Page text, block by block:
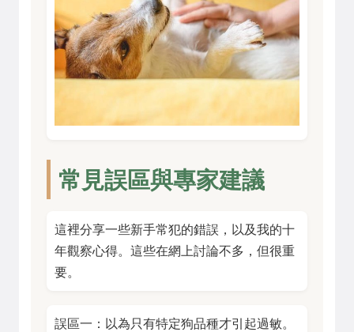
常見誤區與專家建議
這裡分享一些新手常犯的錯誤，以及我的十
年觀察心得。這些在網上討論不多，但很重
要。
誤區一：以為只有特定狗品種才引起過敏。